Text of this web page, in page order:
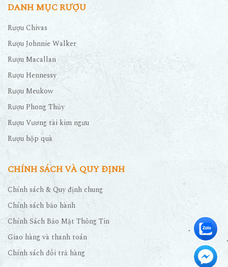
Rượu Chivas
Rượu Johnnie Walker
Rượu Macallan
Rượu Hennessy
Rượu Meukow
Rượu Phong Thủy
Rượu Vương tài kim ngưu
Rượu hộp quà
CHÍNH SÁCH VÀ QUY ĐỊNH
Chính sách & Quy định chung
Chính sách bảo hành
Chính Sách Bảo Mật Thông Tin
Giao hàng và thanh toán
Chính sách đổi trả hàng